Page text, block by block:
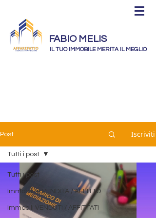
FABIO MELIS
IL TUO IMMOBILE MERITA IL MEGLIO
Post Iscriviti
Tutti i post
Immobili In VENDITA / AFFITTO
Immobili VENDUTI / AFFITTATI
Tutti i post